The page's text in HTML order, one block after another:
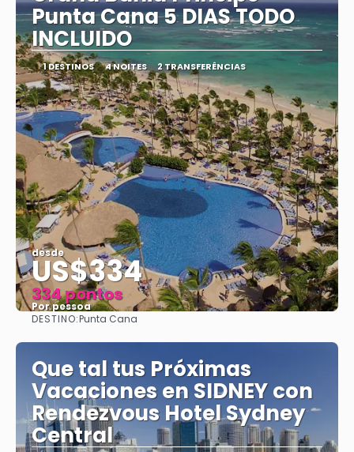
Punta Cana 5 DIAS TODO
INCLUIDO
1 DESTINOS 4 NOITES 2 TRANSFERÊNCIAS
desde
US$334
334 pontos
Por pessoa
DESTINO:Punta Cana
Que tal tus Próximas
Vacaciones en SIDNEY con
Rendezvous Hotel Sydney
Central